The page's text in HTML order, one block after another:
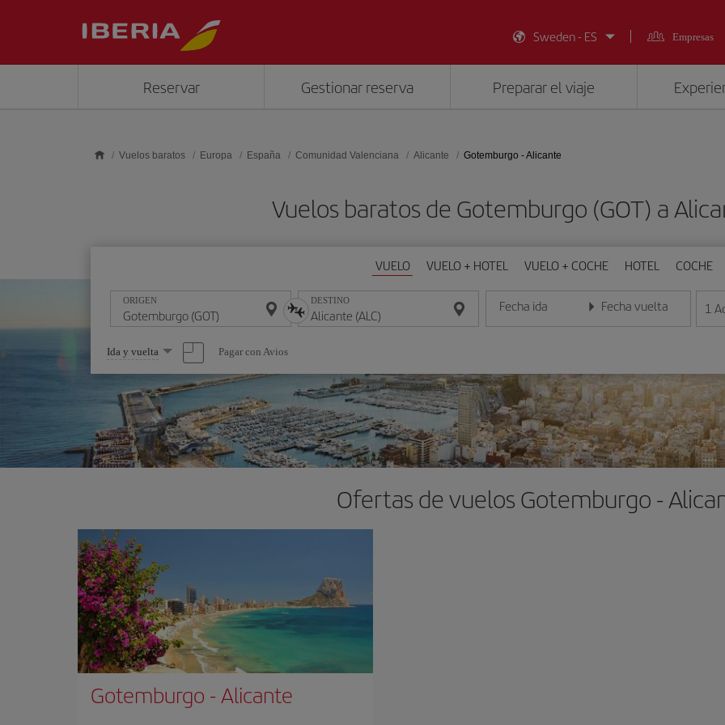
Sweden - ES
Empresas
Reservar Gestionar reserva Preparar el viaje
Vuelos baratos Europa España Comunidad Valenciana Alicante Gotemburgo - Alicante
Vuelos baratos de Gotemburgo (GOT) a
VUELO VUELO + HOTEL VUELO + COCHE HOTEL COCHE
ORIGEN DESTINO Fecha ida
Introduce la fecha en formato día/mes/año
Fecha vuelta
Introduce la fecha en 1
Seleccione
una
opción
Ida y vuelta Pagar con Avios
Ofertas de vuelos Gotemburgo -
Gotemburgo -Alicante